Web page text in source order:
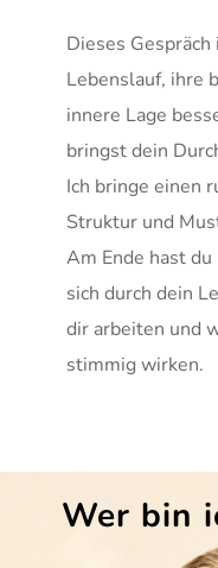
Dieses
Lebenslauf, ihre
innere Lage
bringst dein
Ich bringe einen
Struktur und
Am Ende hast
sich durch dein
dir arbeiten und
stimmig wirken.
Wer bin